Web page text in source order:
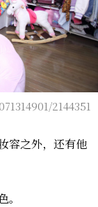
2144351
容之外，还有他